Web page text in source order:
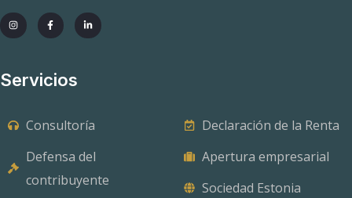
Servicios
Consultoría
Defensa del
contribuyente
Declaración de la Renta
Apertura empresarial
Sociedad Estonia